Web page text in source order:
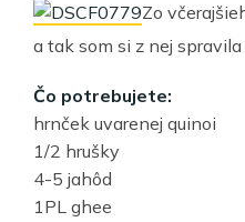
Zo
a tak som si z nej spravila
Čo potrebujete:
hrnček uvarenej quinoi
1/2 hrušky
4-5 jahôd
1PL ghee